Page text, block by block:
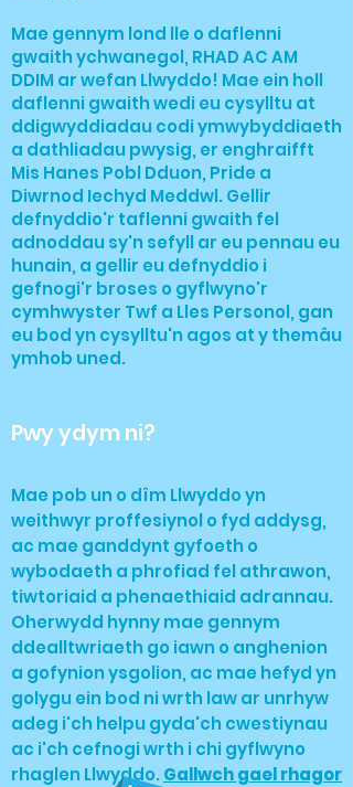
Mae gennym lond lle o daflenni
gwaith ychwanegol, RHAD AC AM
DDIM ar wefan Llwyddo! Mae ein holl
daflenni gwaith wedi eu cysylltu at
ddigwyddiadau codi ymwybyddiaeth
a dathliadau pwysig, er enghraifft
Mis Hanes Pobl Dduon, Pride a
Diwrnod Iechyd Meddwl. Gellir
defnyddio'r taflenni gwaith fel
adnoddau sy'n sefyll ar eu pennau eu
hunain, a gellir eu defnyddio i
gefnogi'r broses o gyflwyno'r
cymhwyster Twf a Lles Personol, gan
eu bod yn cysylltu'n agos at y themâu
ymhob uned.
Pwy ydym ni?
Mae pob un o dîm Llwyddo yn
weithwyr proffesiynol o fyd addysg,
ac mae ganddynt gyfoeth o
wybodaeth a phrofiad fel athrawon,
tiwtoriaid a phenaethiaid adrannau.
Oherwydd hynny mae gennym
ddealltwriaeth go iawn o anghenion
a gofynion ysgolion, ac mae hefyd yn
golygu ein bod ni wrth law ar unrhyw
adeg i'ch helpu gyda'ch cwestiynau
ac i'ch cefnogi wrth i chi gyflwyno
rhaglen Llwyddo. Gallwch gael rhagor